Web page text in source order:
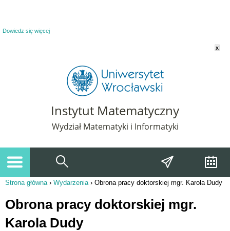
Dowiedz się więcej
x
Instytut Matematyczny
Wydział Matematyki i Informatyki
Strona główna› Wydarzenia› Obrona pracy doktorskiej mgr. Karola Dudy
Obrona pracy doktorskiej mgr.
Karola Dudy